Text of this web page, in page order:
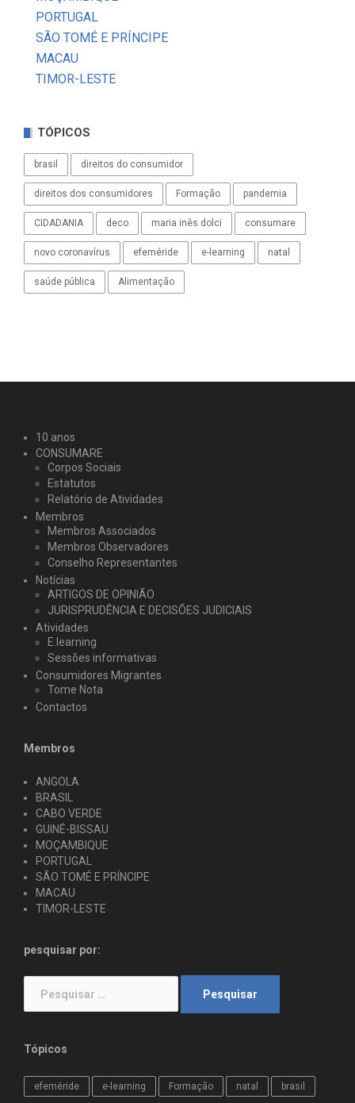
PORTUGAL
SÃO TOMÉ E PRÍNCIPE
MACAU
TIMOR-LESTE
TÓPICOS
brasil direitos do consumidor
direitos dos consumidores Formação pandemia
CIDADANIA deco maria inês dolci consumare
novo coronavírus efeméride e-learning natal
saúde pública Alimentação
10 anos
CONSUMARE
Corpos Sociais
Estatutos
Relatório de Atividades
Membros
Membros Associados
Membros Observadores
Conselho Representantes
Notícias
ARTIGOS DE OPINIÃO
JURISPRUDÊNCIA E DECISÕES JUDICIAIS
Atividades
E.learning
Sessões informativas
Consumidores Migrantes
Tome Nota
Contactos
Membros
ANGOLA
BRASIL
CABO VERDE
GUINÉ-BISSAU
MOÇAMBIQUE
PORTUGAL
SÃO TOMÉ E PRÍNCIPE
MACAU
TIMOR-LESTE
pesquisar por:
por:
Tópicos
efeméride e-learning Formação natal brasil